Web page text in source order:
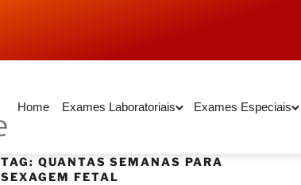
Home Exames Laboratoriais Exames Especiais
TAG: QUANTAS SEMANAS PARA
SEXAGEM FETAL